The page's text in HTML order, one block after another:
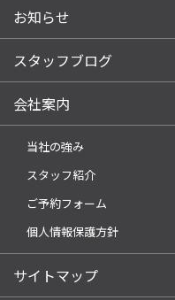
お知らせ
スタッフブログ
会社案内
当社の強み
スタッフ紹介
ご予約フォーム
個人情報保護方針
サイトマップ